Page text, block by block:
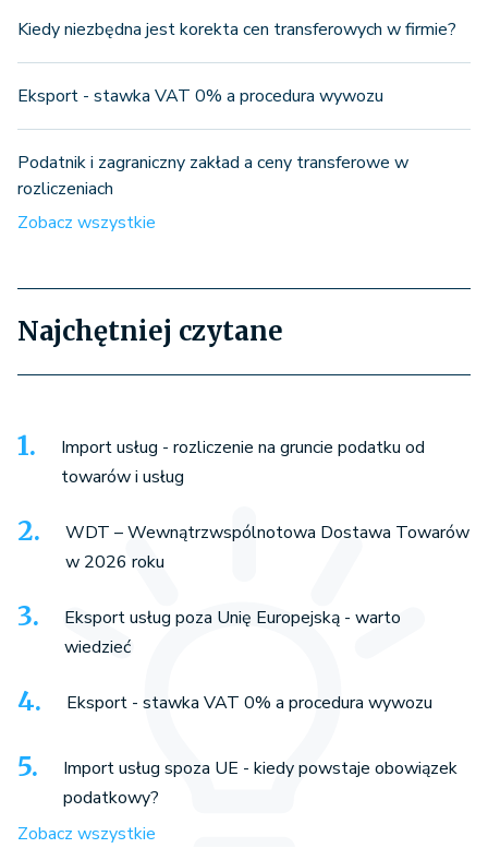
Kiedy niezbędna jest korekta cen transferowych w firmie?
Eksport - stawka VAT 0% a procedura wywozu
Podatnik i zagraniczny zakład a ceny transferowe w
rozliczeniach
Zobacz wszystkie
Najchętniej czytane
Import usług - rozliczenie na gruncie podatku od
towarów i usług
WDT – Wewnątrzwspólnotowa Dostawa Towarów
w 2026 roku
Eksport usług poza Unię Europejską - warto
wiedzieć
Eksport - stawka VAT 0% a procedura wywozu
Import usług spoza UE - kiedy powstaje obowiązek
podatkowy?
Zobacz wszystkie